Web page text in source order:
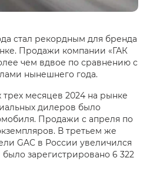
стал рекордным для бренда
Продажи компании «ГАК
чем вдвое по сравнению с
нынешнего года.
месяцев 2024 на рынке
дилеров было
Продажи с апреля по
В третьем же
GAC в России увеличился
зарегистрировано 6 322